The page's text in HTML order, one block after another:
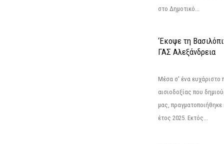
στο Δημοτικό...
‘Εκοψε τη
ΓΑΣ Αλεξάνδρεια
Μέσα σ' ένα ευχάριστο
αισιοδοξίας που
μας,
έτος 2025. Εκτός...